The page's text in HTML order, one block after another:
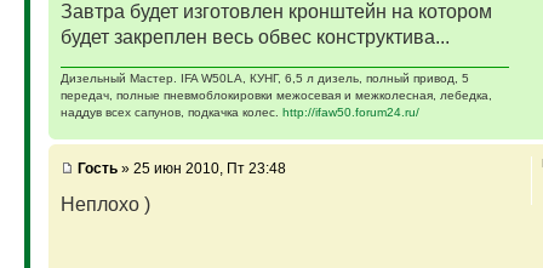
Завтра будет изготовлен кронштейн на котором
будет закреплен весь обвес конструктива...
Дизельный Мастер. IFA W50LA, КУНГ, 6,5 л дизель, полный привод, 5
передач, полные пневмоблокировки межосевая и межколесная, лебедка,
наддув всех сапунов, подкачка колес. http://ifaw50.forum24.ru/
Гость» 25 июн 2010, Пт 23:48
Неплохо )